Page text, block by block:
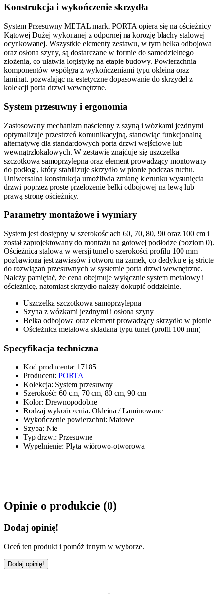
Konstrukcja i wykończenie skrzydła
System Przesuwny METAL marki PORTA opiera się na ościeżnicy
Kątowej Dużej wykonanej z odpornej na korozję blachy stalowej
ocynkowanej. Wszystkie elementy zestawu, w tym belka odbojowa
oraz osłona szyny, są dostarczane w formie do samodzielnego
złożenia, co ułatwia logistykę na etapie budowy. Powierzchnia
komponentów współgra z wykończeniami typu okleina oraz
laminat, pozwalając na estetyczne dopasowanie do skrzydeł z
kolekcji porta drzwi wewnętrzne.
System przesuwny i ergonomia
Zastosowany mechanizm naścienny z szyną i wózkami jezdnymi
optymalizuje przestrzeń komunikacyjną, stanowiąc funkcjonalną
alternatywę dla standardowych porta drzwi wejściowe lub
wewnątrzlokalowych. W zestawie znajduje się uszczelka
szczotkowa samoprzylepna oraz element prowadzący montowany
do podłogi, który stabilizuje skrzydło w pionie podczas ruchu.
Uniwersalna konstrukcja umożliwia zmianę kierunku wysunięcia
drzwi poprzez proste przełożenie belki odbojowej na lewą lub
prawą stronę ościeżnicy.
Parametry montażowe i wymiary
System jest dostępny w szerokościach 60, 70, 80, 90 oraz 100 cm i
został zaprojektowany do montażu na gotowej podłodze (poziom 0).
Ościeżnica stalowa w wersji tunel o szerokości profilu 100 mm
pozbawiona jest zawiasów i otworu na zamek, co dedykuje ją stricte
do rozwiązań przesuwnych w systemie porta drzwi wewnętrzne.
Należy pamiętać, że cena obejmuje wyłącznie system metalowy i
ościeżnicę, natomiast skrzydło należy dokupić oddzielnie.
Uszczelka szczotkowa samoprzylepna
Szyna z wózkami jezdnymi i osłona szyny
Belka odbojowa oraz element prowadzący skrzydło w pionie
Ościeżnica metalowa składana typu tunel (profil 100 mm)
Specyfikacja techniczna
Kod producenta: 17185
Producent: PORTA
Kolekcja: System przesuwny
Szerokość: 60 cm, 70 cm, 80 cm, 90 cm
Kolor: Drewnopodobne
Rodzaj wykończenia: Okleina / Laminowane
Wykończenie powierzchni: Matowe
Szyba: Nie
Typ drzwi: Przesuwne
Wypełnienie: Płyta wiórowo-otworowa
Opinie o produkcie (0)
Dodaj opinię!
Oceń ten produkt i pomóż innym w wyborze.
Dodaj opinię!